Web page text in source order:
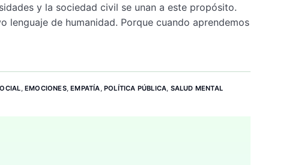
y la sociedad civil se unan a este propósito.
lenguaje de humanidad. Porque cuando aprendemos
EMOCIONES,EMPATÍA POLÍTICA PÚBLICA SALUD MENTAL